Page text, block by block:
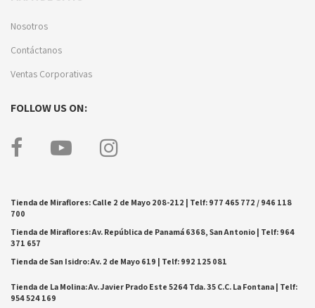
Nosotros
Contáctanos
Ventas Corporativas
FOLLOW US ON:
Tienda de Miraflores: Calle 2 de Mayo 208-212 | Telf: 977 465 772 / 946 118
700
Tienda de Miraflores: Av. República de Panamá 6368, San Antonio | Telf: 964
371 657
Tienda de San Isidro: Av. 2 de Mayo 619 | Telf: 992 125 081
Tienda de La Molina: Av. Javier Prado Este 5264 Tda. 35 C.C. La Fontana | Telf:
954 524 169